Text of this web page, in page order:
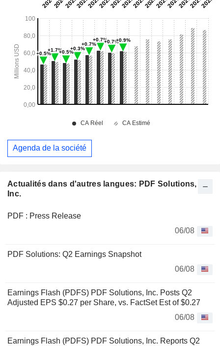
Actualités dans d'autres langues: PDF Solutions,
Inc.
PDF : Press Release
06/08
PDF Solutions: Q2 Earnings Snapshot
06/08
Earnings Flash (PDFS) PDF Solutions, Inc. Posts Q2
Adjusted EPS $0.27 per Share, vs. FactSet Est of $0.27
06/08
Earnings Flash (PDFS) PDF Solutions, Inc. Reports Q2
Agenda de la société